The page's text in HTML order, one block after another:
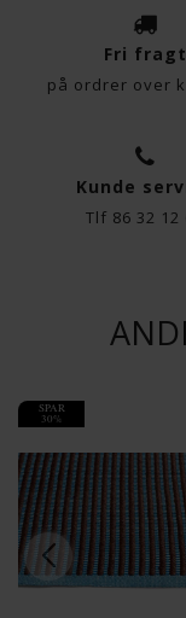
Fri fragt
på ordrer over
Kunde
Tlf 86 32 12
SPAR
30%